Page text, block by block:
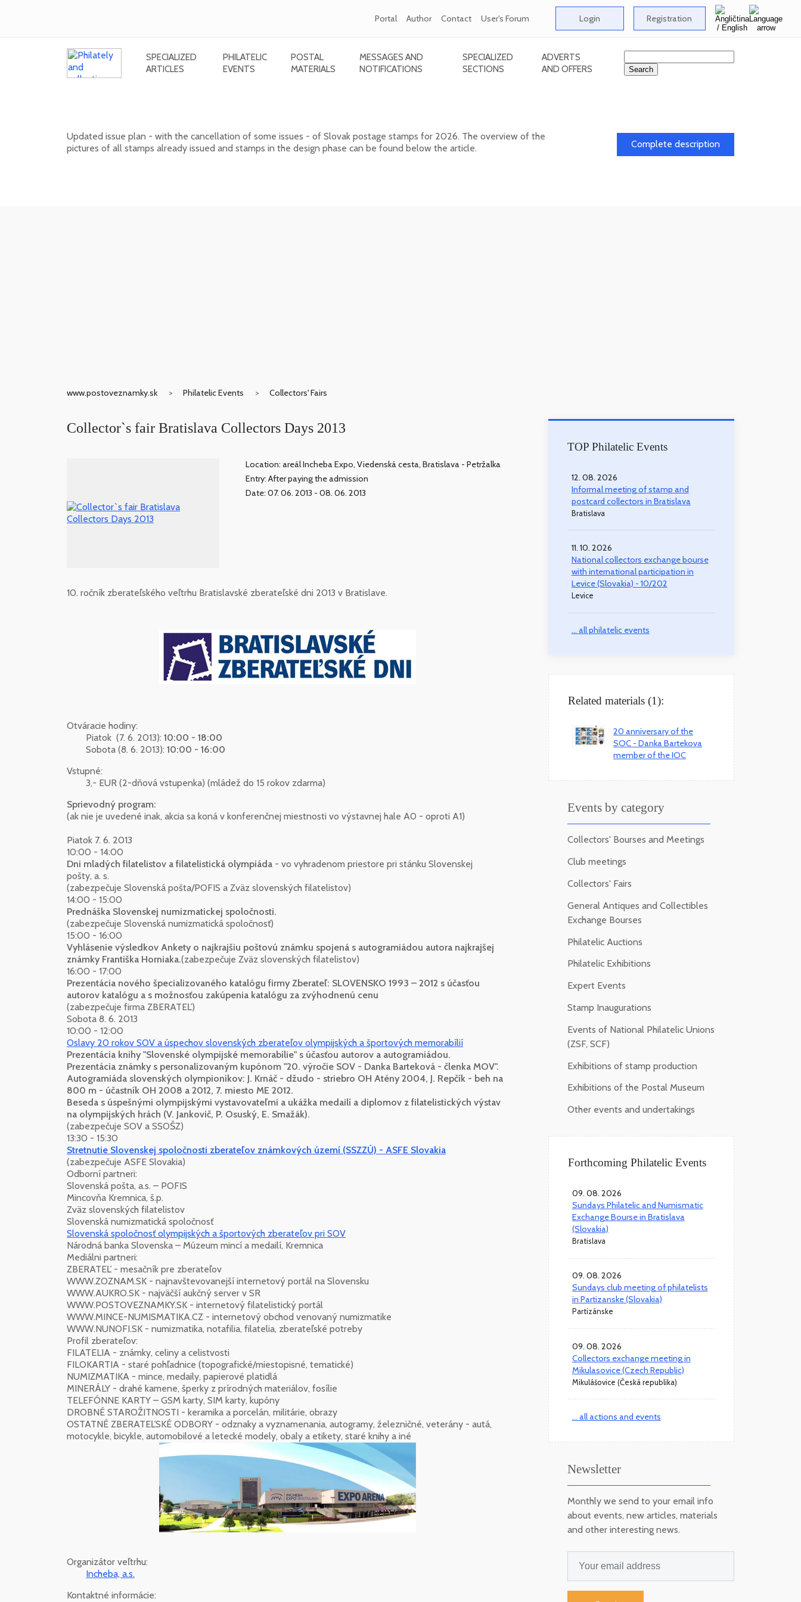
Portal Author Contact User's Forum Login Registration
SPECIALIZED
ARTICLES
PHILATELIC
EVENTS
POSTAL
MATERIALS
MESSAGES AND
NOTIFICATIONS
SPECIALIZED
SECTIONS
ADVERTS
AND OFFERS
Updated issue plan - with the cancellation of some issues - of Slovak postage stamps for 2026. The overview of the
pictures of all stamps already issued and stamps in the design phase can be found below the article.
Complete description
www.postoveznamky.sk Philatelic Events Collectors' Fairs
Collector`s fair Bratislava Collectors Days 2013
Location: areál Incheba Expo, Viedenská cesta, Bratislava - Petržalka
Entry: After paying the admission
Date: 07. 06. 2013 - 08. 06. 2013
10. ročník zberateľského veľtrhu Bratislavské zberateľské dni 2013 v Bratislave.
Otváracie hodiny:
Piatok (7. 6. 2013): 10:00 - 18:00
Sobota (8. 6. 2013): 10:00 - 16:00
Vstupné:
3,- EUR (2-dňová vstupenka) (mládež do 15 rokov zdarma)
Sprievodný program:
(ak nie je uvedené inak, akcia sa koná v konferenčnej miestnosti vo výstavnej hale A0 - oproti A1)
Piatok 7. 6. 2013
10:00 - 14:00
Dni mladých filatelistov a filatelistická olympiáda - vo vyhradenom priestore pri stánku Slovenskej
pošty, a. s.
(zabezpečuje Slovenská pošta/POFIS a Zväz slovenských filatelistov)
14:00 - 15:00
Prednáška Slovenskej numizmatickej spoločnosti.
(zabezpečuje Slovenská numizmatická spoločnosť)
15:00 - 16:00
Vyhlásenie výsledkov Ankety o najkrajšiu poštovú známku spojená s autogramiádou autora najkrajšej
známky Františka Horniaka.(zabezpečuje Zväz slovenských filatelistov)
16:00 - 17:00
Prezentácia nového špecializovaného katalógu firmy Zberateľ: SLOVENSKO 1993 – 2012 s účasťou
autorov katalógu a s možnosťou zakúpenia katalógu za zvýhodnenú cenu
(zabezpečuje firma ZBERATEĽ)
Sobota 8. 6. 2013
10:00 - 12:00
Oslavy 20 rokov SOV a úspechov slovenských zberateľov olympijských a športových memorabílií
Prezentácia knihy "Slovenské olympijské memorabílie" s účasťou autorov a autogramiádou.
Prezentácia známky s personalizovaným kupónom "20. výročie SOV - Danka Barteková - členka MOV".
Autogramiáda slovenských olympionikov: J. Krnáč - džudo - striebro OH Atény 2004, J. Repčík - beh na
800 m - účastník OH 2008 a 2012, 7. miesto ME 2012.
Beseda s úspešnými olympijskými vystavovateľmi a ukážka medailí a diplomov z filatelistických výstav
na olympijských hrách (V. Jankovič, P. Osuský, E. Smažák).
(zabezpečuje SOV a SSOŠZ)
13:30 - 15:30
Stretnutie Slovenskej spoločnosti zberateľov známkových území (SSZZÚ) - ASFE Slovakia
(zabezpečuje ASFE Slovakia)
Odborní partneri:
Slovenská pošta, a.s. – POFIS
Mincovňa Kremnica, š.p.
Zväz slovenských filatelistov
Slovenská numizmatická spoločnosť
Slovenská spoločnosť olympijských a športových zberateľov pri SOV
Národná banka Slovenska – Múzeum mincí a medailí, Kremnica
Mediálni partneri:
ZBERATEĽ - mesačník pre zberateľov
WWW.ZOZNAM.SK - najnavštevovanejší internetový portál na Slovensku
WWW.AUKRO.SK - najväčší aukčný server v SR
WWW.POSTOVEZNAMKY.SK - internetový filatelistický portál
WWW.MINCE-NUMISMATIKA.CZ - internetový obchod venovaný numizmatike
WWW.NUNOFI.SK - numizmatika, notafilia, filatelia, zberateľské potreby
Profil zberateľov:
FILATELIA - známky, celiny a celistvosti
FILOKARTIA - staré pohľadnice (topografické/miestopisné, tematické)
NUMIZMATIKA - mince, medaily, papierové platidlá
MINERÁLY - drahé kamene, šperky z prírodných materiálov, fosílie
TELEFÓNNE KARTY – GSM karty, SIM karty, kupóny
DROBNÉ STAROŽITNOSTI - keramika a porcelán, militárie, obrazy
OSTATNÉ ZBERATEĽSKÉ ODBORY - odznaky a vyznamenania, autogramy, železničné, veterány - autá,
motocykle, bicykle, automobilové a letecké modely, obaly a etikety, staré knihy a iné
Organizátor veľtrhu:
Incheba, a.s.
Kontaktné informácie:
TOP Philatelic Events
12. 08. 2026
Informal meeting of stamp and
postcard collectors in Bratislava
Bratislava
11. 10. 2026
National collectors exchange bourse
with international participation in
Levice (Slovakia) - 10/202
Levice
... all philatelic events
Related materials (1):
20 anniversary of the
SOC - Danka Bartekova
member of the IOC
Events by category
Collectors' Bourses and Meetings
Club meetings
Collectors' Fairs
General Antiques and Collectibles
Exchange Bourses
Philatelic Auctions
Philatelic Exhibitions
Expert Events
Stamp Inaugurations
Events of National Philatelic Unions
(ZSF, SCF)
Exhibitions of stamp production
Exhibitions of the Postal Museum
Other events and undertakings
Forthcoming Philatelic Events
09. 08. 2026
Sundays Philatelic and Numismatic
Exchange Bourse in Bratislava
(Slovakia)
Bratislava
09. 08. 2026
Sundays club meeting of philatelists
in Partizanske (Slovakia)
Partizánske
09. 08. 2026
Collectors exchange meeting in
Mikulasovice (Czech Republic)
Mikulášovice (Česká republika)
... all actions and events
Newsletter
Monthly we send to your email info
about events, new articles, materials
and other interesting news.